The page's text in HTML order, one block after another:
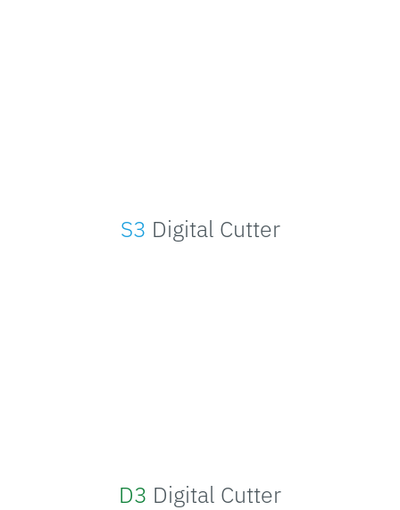
S3 Digital Cutter
D3 Digital Cutter